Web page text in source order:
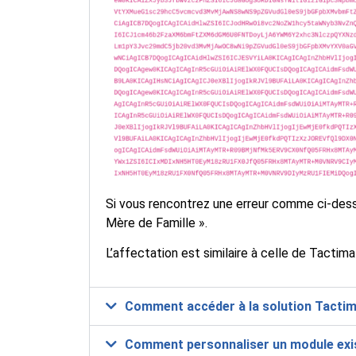
Si vous rencontrez une erreur comme ci-
Mère de Famille ».
L’affectation est similaire à celle de
Comment accéder à la solution
Comment personnaliser un module